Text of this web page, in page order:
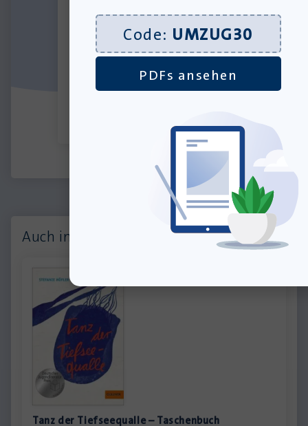
Alle
Materialien
Auch interessant:
Tanz der Tiefseequalle – Taschenbuch
Code: UMZUG30
PDFs ansehen